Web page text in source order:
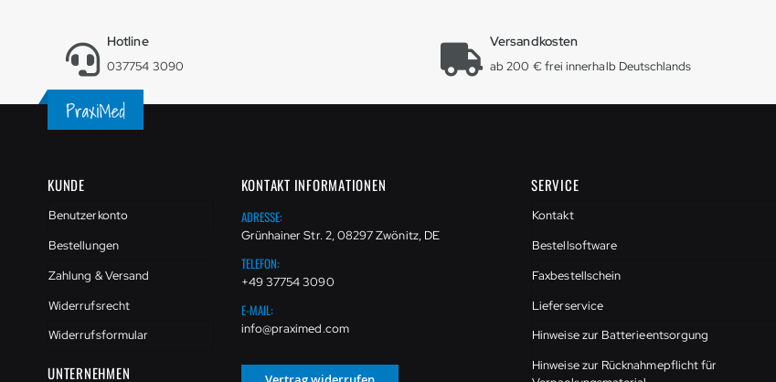
Hotline
037754 3090
Versandkosten
ab 200 € frei innerhalb Deutschlands
KUNDE
Benutzerkonto
Bestellungen
Zahlung & Versand
Widerrufsrecht
Widerrufsformular
UNTERNEHMEN
KONTAKT INFORMATIONEN
ADRESSE:
Grünhainer Str. 2, 08297 Zwönitz, DE
TELEFON:
+49 37754 3090
E-MAIL:
info@praximed.com
SERVICE
Kontakt
Bestellsoftware
Faxbestellschein
Lieferservice
Hinweise zur Batterieentsorgung
Hinweise zur Rücknahmepflicht für